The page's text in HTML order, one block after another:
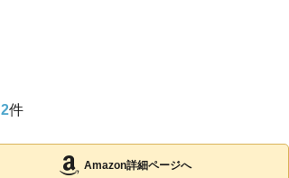
2件
Amazon詳細ページへ